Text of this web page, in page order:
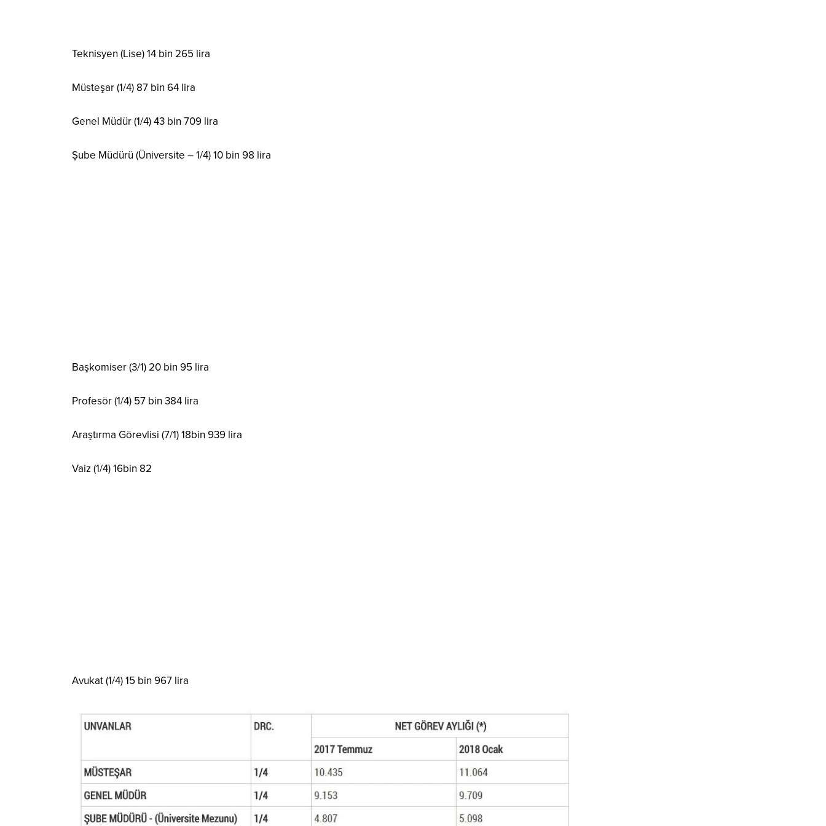
Teknisyen (Lise) 14 bin 265 lira
Müsteşar (1/4) 87 bin 64 lira
Genel Müdür (1/4) 43 bin 709 lira
Şube Müdürü (Üniversite – 1/4) 10 bin 98 lira
Başkomiser (3/1) 20 bin 95 lira
Profesör (1/4) 57 bin 384 lira
Araştırma Görevlisi (7/1) 18bin 939 lira
Vaiz (1/4) 16bin 82
Avukat (1/4) 15 bin 967 lira